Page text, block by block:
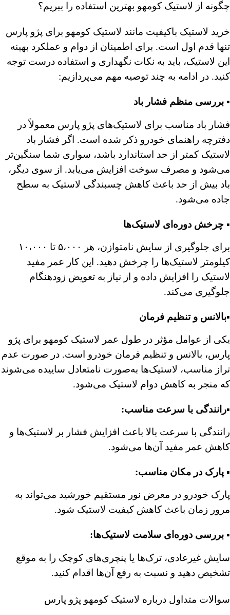
چگونه از لاستیک کومهو بهترین استفاده را ببریم؟
خرید لاستیک باکیفیت مانند لاستیک کومهو برای پژو پارس
تنها قدم اول است. برای اطمینان از دوام و عملکرد بهینه
این لاستیک، باید به نکات نگهداری و استفاده درست توجه
کنید. در ادامه به چند توصیه مهم می‌پردازیم:
▪️ بررسی منظم فشار باد
فشار باد مناسب برای لاستیک‌های پژو پارس معمولاً در
دفترچه راهنمای خودرو ذکر شده است. اگر فشار باد
لاستیک کمتر از حد استاندارد باشد، سواری شما سنگین‌تر
می‌شود و مصرف سوخت افزایش می‌یابد. از سوی دیگر،
باد بیش از حد باعث کاهش چسبندگی لاستیک به سطح
جاده می‌شود.
▪️ چرخش دوره‌ای لاستیک‌ها
برای جلوگیری از سایش نامتوازن، هر ۵،۰۰۰ تا ۱۰،۰۰۰
کیلومتر لاستیک‌ها را چرخش دهید. این کار عمر مفید
لاستیک را افزایش داده و از نیاز به تعویض زودهنگام
جلوگیری می‌کند.
▪️بالانس و تنظیم فرمان
یکی از عوامل مؤثر در طول عمر لاستیک کومهو برای پژو
پارس، بالانس و تنظیم فرمان خودرو است. در صورت عدم
تراز مناسب، لاستیک‌ها به‌صورت نامتعادل ساییده می‌شوند
که منجر به کاهش دوام لاستیک می‌شود.
▪️رانندگی با سرعت مناسب:
رانندگی با سرعت بالا باعث افزایش فشار بر لاستیک‌ها و
کاهش عمر مفید آن‌ها می‌شود.
▪️ پارک در مکان مناسب:
پارک خودرو در معرض نور مستقیم خورشید می‌تواند به
مرور زمان باعث کاهش کیفیت لاستیک شود.
▪️ بررسی دوره‌ای سلامت لاستیک‌ها:
سایش غیرعادی، ترک‌ها یا پنچری‌های کوچک را به موقع
تشخیص دهید و نسبت به رفع آن‌ها اقدام کنید.
سوالات متداول درباره لاستیک کومهو پژو پارس